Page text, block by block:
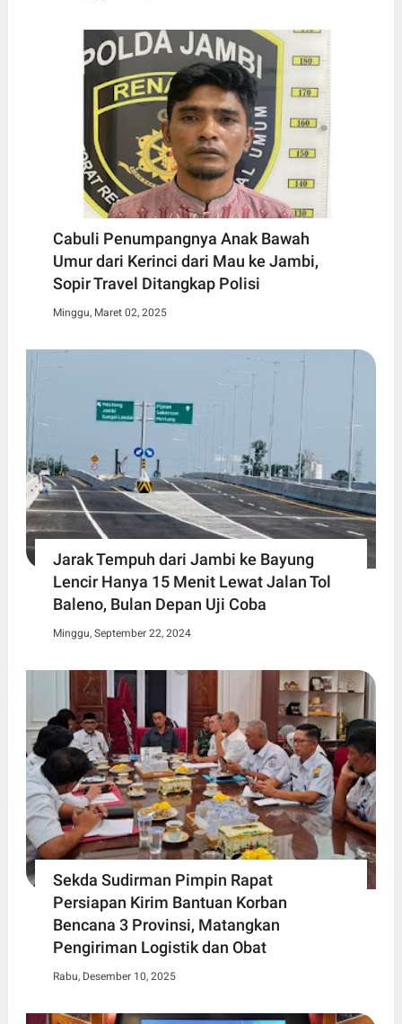
Cabuli Penumpangnya Anak Bawah
Umur dari Kerinci dari Mau ke Jambi,
Sopir Travel Ditangkap Polisi
Minggu, Maret 02, 2025
Jarak Tempuh dari Jambi ke Bayung
Lencir Hanya 15 Menit Lewat Jalan Tol
Baleno, Bulan Depan Uji Coba
Minggu, September 22, 2024
Sekda Sudirman Pimpin Rapat
Persiapan Kirim Bantuan Korban
Bencana 3 Provinsi, Matangkan
Pengiriman Logistik dan Obat
Rabu, Desember 10, 2025